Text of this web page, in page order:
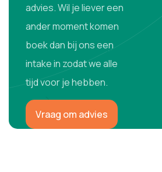
advies. Wil je liever een
ander moment komen
boek dan bij ons een
intake in zodat we alle
tijd voor je hebben.
Vraag om advies